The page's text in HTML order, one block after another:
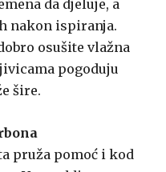
da djeluje, a
nakon ispiranja.
osušite vlažna
pogoduju
šire.
pruža pomoć i kod